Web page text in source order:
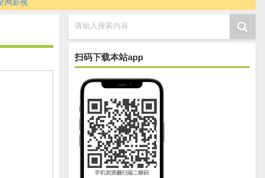
网影视
请输入搜索内容
扫码下载本站app